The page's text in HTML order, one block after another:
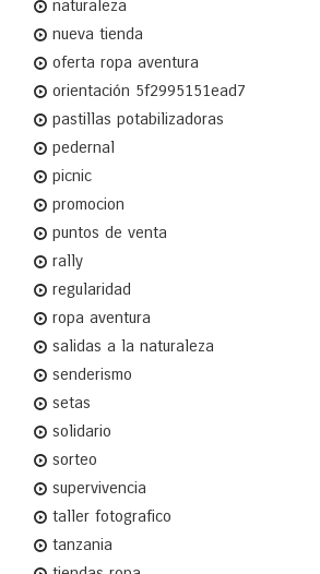
naturaleza
nueva tienda
oferta ropa aventura
orientación 5f2995151ead7
pastillas potabilizadoras
pedernal
picnic
promocion
puntos de venta
rally
regularidad
ropa aventura
salidas a la naturaleza
senderismo
setas
solidario
sorteo
supervivencia
taller fotografico
tanzania